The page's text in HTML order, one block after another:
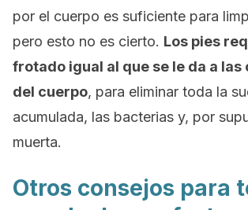
por el cuerpo es suficiente para
pero esto no es cierto. Los pies
frotado igual al que se le da a las
del cuerpo, para eliminar toda la
acumulada, las bacterias y, por
muerta.
Otros consejos para